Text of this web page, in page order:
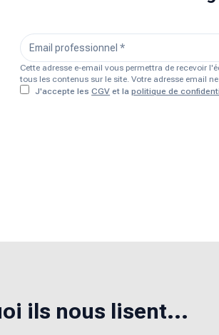
Cette adresse e-email vous permettra de recevoir
tous les contenus sur le site. Votre adresse email
J'accepte les CGV et la politique de
ils nous lisent...